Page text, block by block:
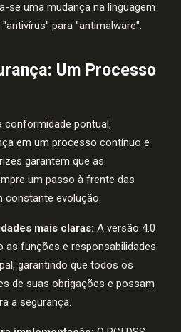
se uma mudança na linguagem
para "antimalware".
Um Processo
conformidade pontual,
em um processo contínuo e
garantem que as
um passo à frente das
constante evolução.
mais claras: A versão 4.0
as funções e responsabilidades
garantindo que todos os
de suas obrigações e possam
a segurança.